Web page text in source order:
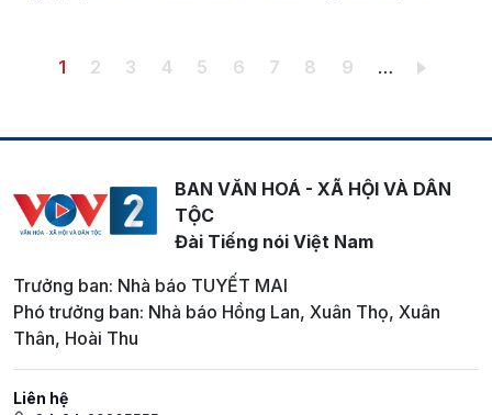
Pagination
Trang hiện thời
1 Trang
2 Trang
3 Trang
4 Trang
5 Trang
6 Trang
7 Trang
8 Trang
9 …
BAN VĂN HOÁ - XÃ HỘI VÀ DÂN
TỘC
Đài Tiếng nói Việt Nam
Trưởng ban: Nhà báo TUYẾT MAI
Phó trưởng ban: Nhà báo Hồng Lan, Xuân Thọ, Xuân
Thân, Hoài Thu
Liên hệ